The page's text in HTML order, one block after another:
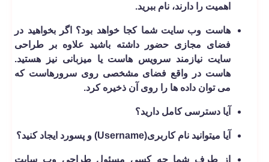
اهمیت را دارند، نام ببرید.
هاست وب سایت شما کجا خواهد بود؟ اگر بخواهید در
فضای مجازی حضور داشته باشید علاوه بر طراحی
سایت نیازمند سرویس هاست یا میزبانی نیز هستید.
هاست در واقع فضای مشخصی روی سرورهاست که
می توان داده ها را روی آن ذخیره کرد.
آیا دسترسی کامل دارید؟
آیا می­توانید نام کاربری(Username) و پسورد ایجاد کنید؟
از طرف شما چه کسی مسئول طراحی وب سایت